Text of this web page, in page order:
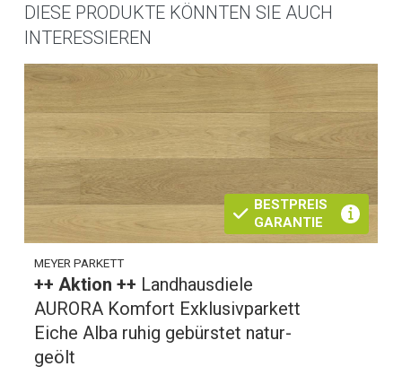
DIESE PRODUKTE KÖNNTEN SIE AUCH
INTERESSIEREN
BESTPREIS
GARANTIE
MEYER PARKETT
++ Aktion ++ Landhausdiele
AURORA Komfort Exklusivparkett
Eiche Alba ruhig gebürstet natur-
geölt